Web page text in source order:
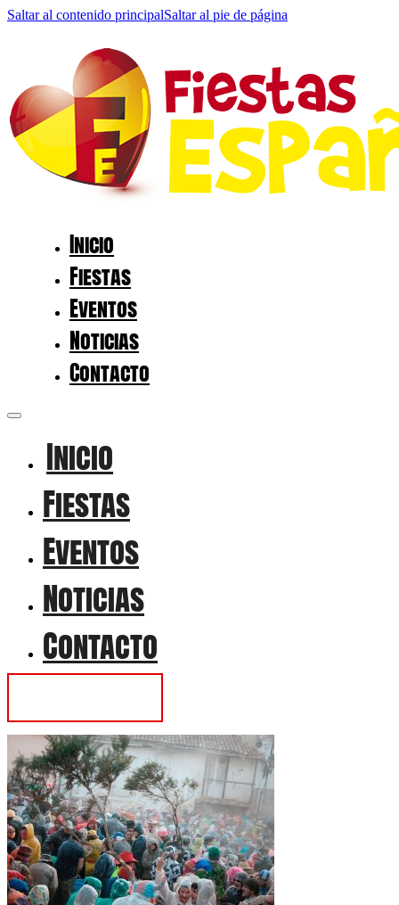
Saltar al contenido principalSaltar al pie de página
Inicio
Fiestas
Eventos
Noticias
Contacto
Inicio
Fiestas
Eventos
Noticias
Contacto